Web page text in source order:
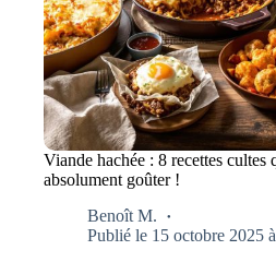
Viande hachée : 8 recettes cultes
absolument goûter !
Benoît M.
Publié le 15 octobre 2025